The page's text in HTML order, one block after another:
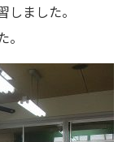
ました。